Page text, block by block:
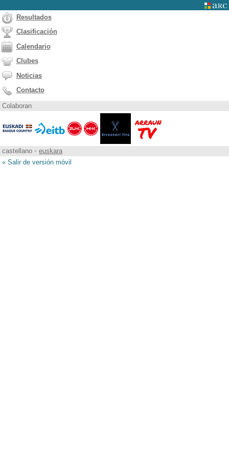
Resultados
Clasificación
Calendario
Clubes
Noticias
Contacto
Colaboran
castellano • euskara
« Salir de versión móvil